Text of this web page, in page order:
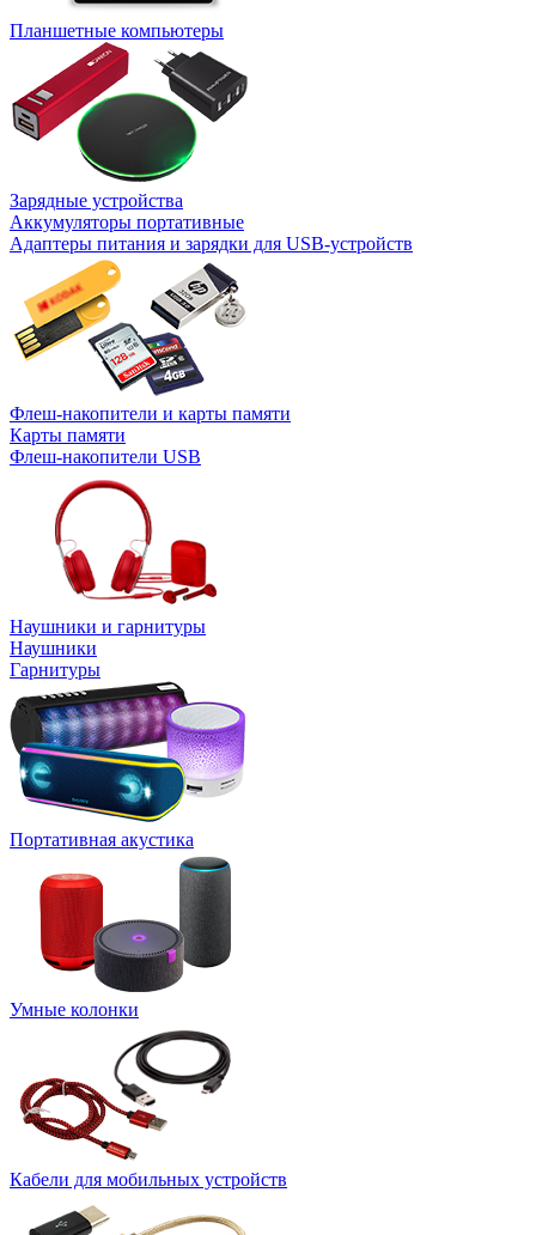
Планшетные компьютеры
Зарядные устройства
Аккумуляторы портативные
Адаптеры питания и зарядки для USB-устройств
Флеш-накопители и карты памяти
Карты памяти
Флеш-накопители USB
Наушники и гарнитуры
Наушники
Гарнитуры
Портативная акустика
Умные колонки
Кабели для мобильных устройств